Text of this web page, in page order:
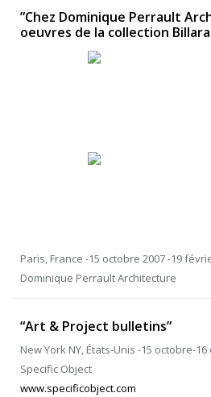
”Chez Dominique Perrault
oeuvres de la collection
Paris, France -15 octobre 2007 -19
Dominique Perrault Architecture
“Art & Project bulletins”
New York NY, États-Unis -15 octobre-
Specific Object
www.specificobject.com